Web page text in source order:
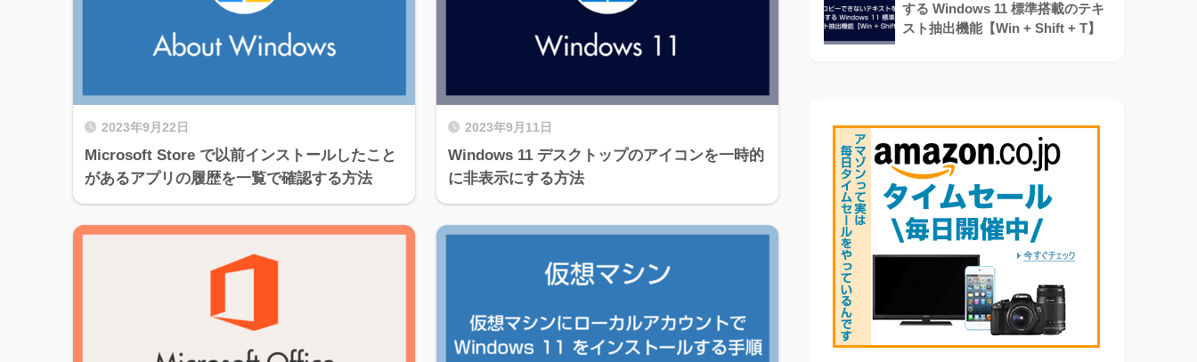
2023年9月22日
Microsoft Store で以前インストールしたこと
があるアプリの履歴を一覧で確認する方法
2023年9月11日
Windows 11 デスクトップのアイコンを一時的
に非表示にする方法
する Windows 11 標準搭載のテキ
スト抽出機能【Win + Shift + T】